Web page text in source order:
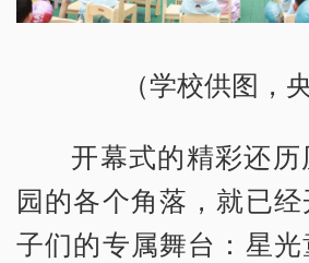
（学校供图，
开幕式的精彩还
园的各个角落，就已
子们的专属舞台：星